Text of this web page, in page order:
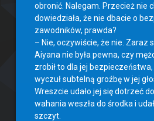
obronić. Nalegam. Przecież nie
dowiedziała, że nie dbacie o
zawodników, prawda?
– Nie, oczywiście, że nie. Zaraz
Aiyana nie była pewna, czy
zrobił to dla jej
wyczuł subtelną groźbę w jej
Wreszcie udało jej się dotrzeć
wahania weszła do środka i
szczyt.